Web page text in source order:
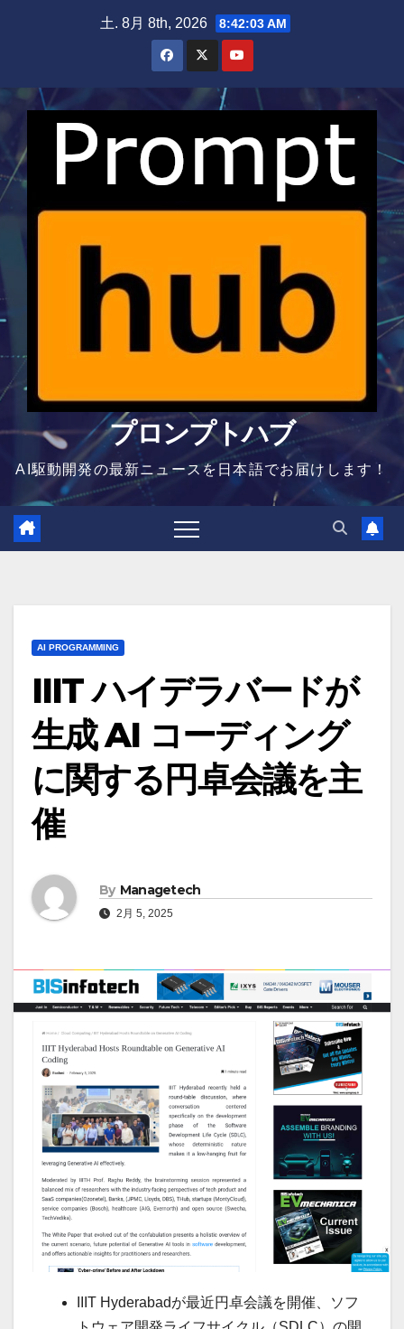
土. 8月 8th, 2026 8:42:04 AM
プロンプトハブ
AI駆動開発の最新ニュースを日本語でお届けします！
AI PROGRAMMING
IIIT ハイデラバードが
生成 AI コーディング
に関する円卓会議を主
催
By Managetech
2月 5, 2025
IIIT Hyderabadが最近円卓会議を開催、ソフ